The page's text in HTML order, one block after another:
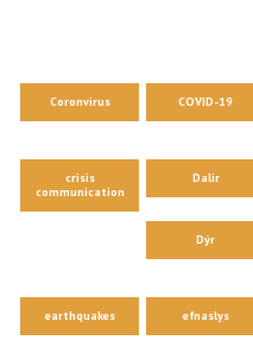
Coronvirus COVID-19
crisis
communication
Dalir
Dýr
earthquakes efnaslys